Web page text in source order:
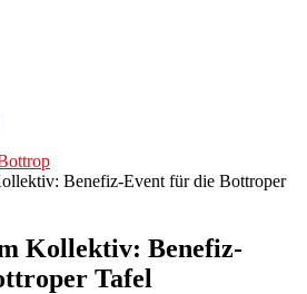
Benefiz-Event für die Bottroper
Kollektiv: Benefiz-
Tafel